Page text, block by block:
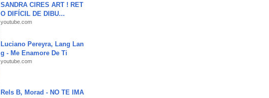
SANDRA CIRES ART ! RET
O DIFÍCIL DE DIBU...
youtube.com
Luciano Pereyra, Lang Lan
g - Me Enamore De Ti
youtube.com
Rels B, Morad - NO TE IMA